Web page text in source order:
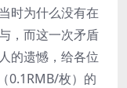
时为什么没有在
，而这一次矛盾
的遗憾，给各位
0.1RMB/枚）的